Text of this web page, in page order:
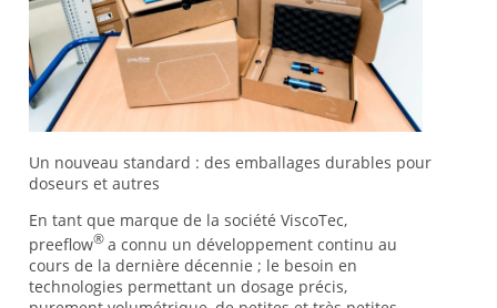
Un nouveau standard : des emballages durables pour
doseurs et autres
En tant que marque de la société ViscoTec,
preeflow® a connu un développement continu au
cours de la dernière décennie ; le besoin en
technologies permettant un dosage précis,